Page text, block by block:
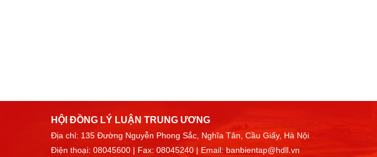
HỘI ĐỒNG LÝ LUẬN TRUNG ƯƠNG
Địa chỉ: 135 Đường Nguyễn Phong Sắc, Nghĩa Tân, Cầu Giấy, Hà Nội
Điện thoại: 08045600 | Fax: 08045240 | Email: banbientap@hdll.vn